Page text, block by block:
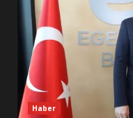
6
Haber